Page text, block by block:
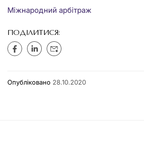
Міжнародний арбітраж
ПОДІЛИТИСЯ:
Опубліковано 28.10.2020